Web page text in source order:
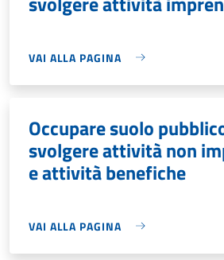
VAI ALLA PAGINA
Occupare suolo
svolgere attività non
e attività benefiche
VAI ALLA PAGINA